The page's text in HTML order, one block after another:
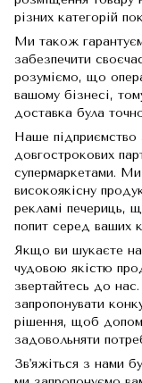
різних категорій
Ми також
забезпечити
розуміємо, що
вашому бізнесі,
доставка була
Наше підприємство
довгострокових
супермаркетами.
високоякісну
рекламі печериць,
попит серед ваших
Якщо ви шукаєте
чудовою якістю
звертайтесь до
запропонувати
рішення, щоб
задовольняти
Зв'яжіться з нами